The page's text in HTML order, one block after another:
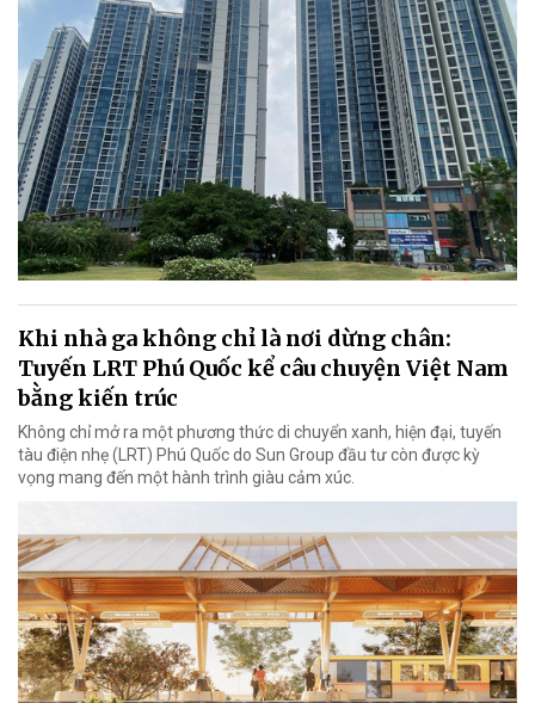
Khi nhà ga không chỉ là nơi dừng chân:
Tuyến LRT Phú Quốc kể câu chuyện Việt Nam
bằng kiến trúc
Không chỉ mở ra một phương thức di chuyển xanh, hiện đại, tuyến
tàu điện nhẹ (LRT) Phú Quốc do Sun Group đầu tư còn được kỳ
vọng mang đến một hành trình giàu cảm xúc.